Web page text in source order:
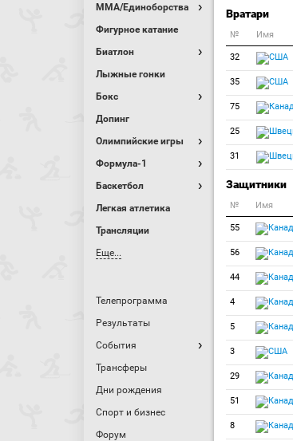
MMA/Единоборства
Фигурное катание
Биатлон
Лыжные гонки
Бокс
Допинг
Олимпийские игры
Формула-1
Баскетбол
Легкая атлетика
Трансляции
Еще...
Телепрограмма
Результаты
События
Трансферы
Дни рождения
Спорт и бизнес
Форум
Вратари
№ Имя
32
35
75
25
31
Защитники
№ Имя
55
56
44
4
5
3
29
51
8